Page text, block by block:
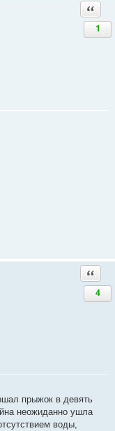
1
4
прыжок в девять
неожиданно ушла
воды,